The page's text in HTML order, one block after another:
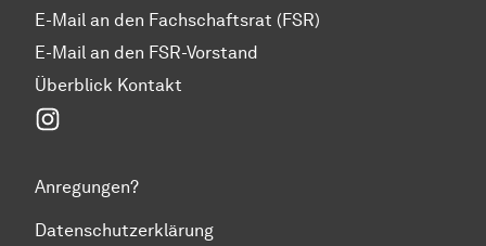
E-Mail an den Fachschaftsrat (FSR)
E-Mail an den FSR-Vorstand
Überblick Kontakt
Anregungen?
Datenschutzerklärung